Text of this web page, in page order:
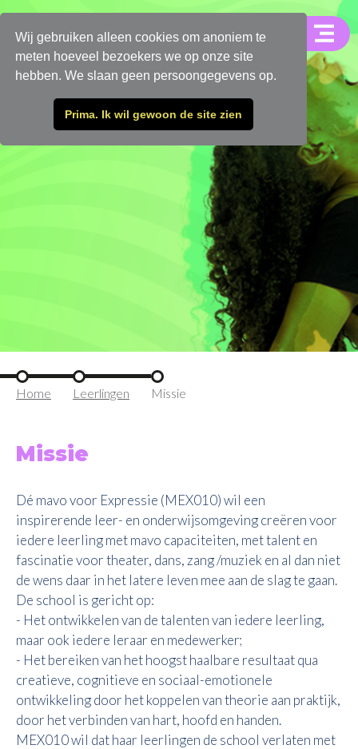
Wij gebruiken alleen cookies om anoniem te
meten hoeveel bezoekers we op onze site
hebben. We slaan geen persoongegevens op.
Prima. Ik wil gewoon de site zien
Home Leerlingen Missie
Missie
Dé mavo voor Expressie (MEX010) wil een
inspirerende leer- en onderwijsomgeving creëren voor
iedere leerling met mavo capaciteiten, met talent en
fascinatie voor theater, dans, zang /muziek en al dan niet
de wens daar in het latere leven mee aan de slag te gaan.
De school is gericht op:
- Het ontwikkelen van de talenten van iedere leerling,
maar ook iedere leraar en medewerker;
- Het bereiken van het hoogst haalbare resultaat qua
creatieve, cognitieve en sociaal-emotionele
ontwikkeling door het koppelen van theorie aan praktijk,
door het verbinden van hart, hoofd en handen.
MEX010 wil dat haar leerlingen de school verlaten met